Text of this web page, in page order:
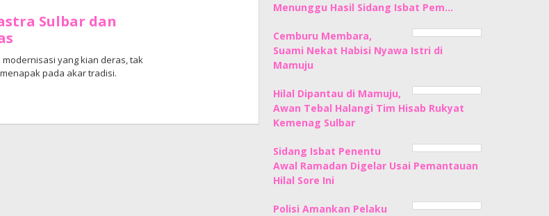
Sulbar dan
yang kian deras, tak
pada akar tradisi.
Menunggu Hasil Sidang Isbat Pem…
Cemburu Membara,
Suami Nekat Habisi Nyawa Istri di
Mamuju
Hilal Dipantau di Mamuju,
Awan Tebal Halangi Tim Hisab Rukyat
Kemenag Sulbar
Sidang Isbat Penentu
Awal Ramadan Digelar Usai Pemantauan
Hilal Sore Ini
Polisi Amankan Pelaku